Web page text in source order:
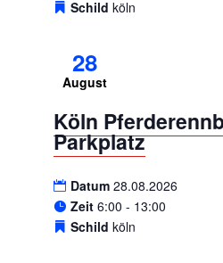
Schild köln
28
August
Köln
Parkplatz
Datum 28.08.2026
Zeit 6:00 - 13:00
Schild köln